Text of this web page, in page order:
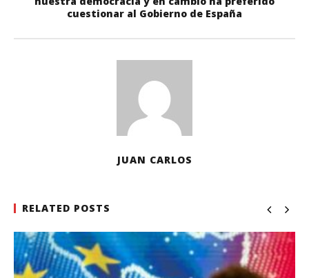
cuestionar al Gobierno de España
JUAN CARLOS
RELATED POSTS